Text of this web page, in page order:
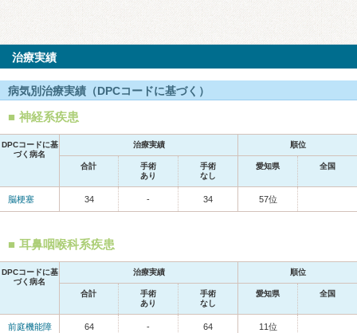
治療実績
病気別治療実績（DPCコードに基づく）
神経系疾患
DPCコードに基
づく病名
治療実績 順位
合計
手術
あり
手術
なし
愛知県 全国
脳梗塞 34 - 34 57位
耳鼻咽喉科系疾患
DPCコードに基
づく病名
治療実績 順位
合計
手術
あり
手術
なし
愛知県 全国
前庭機能障
64 - 64 11位